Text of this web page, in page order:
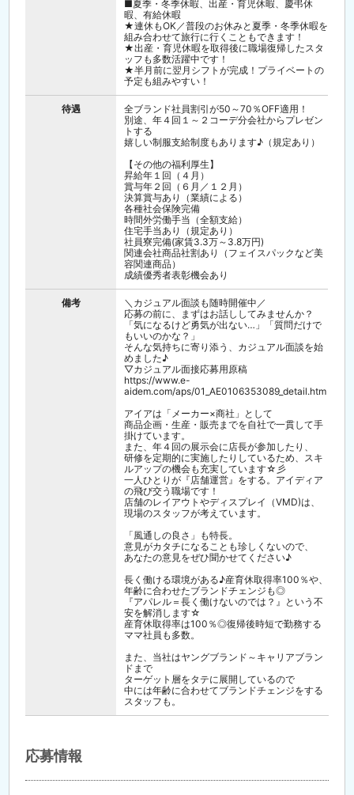
■夏季・冬季休暇、出産・育児休暇、慶弔休
暇、有給休暇
★連休もOK／普段のお休みと夏季・冬季休暇を
組み合わせて旅行に行くこともできます！
★出産・育児休暇を取得後に職場復帰したスタ
ッフも多数活躍中です！
★半月前に翌月シフトが完成！プライベートの
予定も組みやすい！
待遇
全ブランド社員割引が50～70％OFF適用！
別途、年４回１～２コーデ分会社からプレゼン
トする
嬉しい制服支給制度もあります♪（規定あり）
【その他の福利厚生】
昇給年１回（４月）
賞与年２回（６月／１２月）
決算賞与あり（業績による）
各種社会保険完備
時間外労働手当（全額支給）
住宅手当あり（規定あり）
社員寮完備(家賃3.3万～3.8万円)
関連会社商品社割あり（フェイスパックなど美
容関連商品）
成績優秀者表彰機会あり
備考
＼カジュアル面談も随時開催中／
応募の前に、まずはお話ししてみませんか？
「気になるけど勇気が出ない…」「質問だけで
もいいのかな？」
そんな気持ちに寄り添う、カジュアル面談を始
めました♪
▽カジュアル面接応募用原稿
https://www.e-
aidem.com/aps/01_AE0106353089_detail.htm
アイアは「メーカー×商社」として
商品企画・生産・販売までを自社で一貫して手
掛けています。
また、年４回の展示会に店長が参加したり、
研修を定期的に実施したりしているため、スキ
ルアップの機会も充実しています☆彡
一人ひとりが『店舗運営』をする。アイディア
の飛び交う職場です！
店舗のレイアウトやディスプレイ（VMD)は、
現場のスタッフが考えています。
「風通しの良さ」も特長。
意見がカタチになることも珍しくないので、
あなたの意見をぜひ聞かせてください♪
長く働ける環境がある♪産育休取得率100％や、
年齢に合わせたブランドチェンジも◎
『アパレル＝長く働けないのでは？』という不
安を解消します☆
産育休取得率は100％◎復帰後時短で勤務する
ママ社員も多数。
また、当社はヤングブランド～キャリアブラン
ドまで
ターゲット層をタテに展開しているので
中には年齢に合わせてブランドチェンジをする
スタッフも。
応募情報